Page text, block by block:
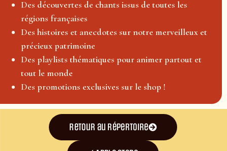
Des découvertes de chants issus de toutes les
régions françaises
Des histoires et anecdotes sur notre merveilleux et
précieux patrimoine
Des playlists thématiques pour animer partout et
tout le monde
Des promotions exclusives sur le shop !
Retour au répertoire